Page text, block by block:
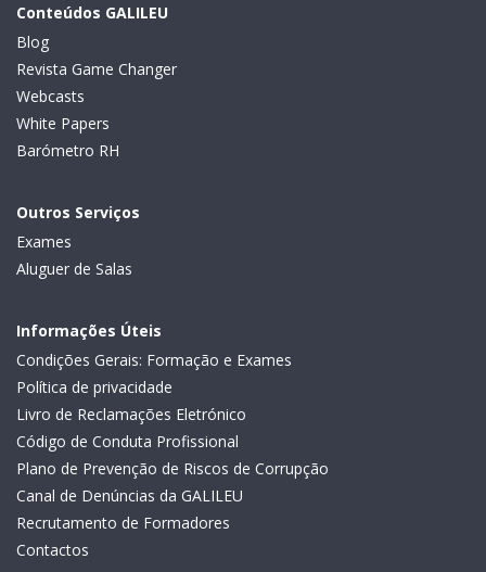
Conteúdos GALILEU
Blog
Revista Game Changer
Webcasts
White Papers
Barómetro RH
Outros Serviços
Exames
Aluguer de Salas
Informações Úteis
Condições Gerais: Formação e Exames
Política de privacidade
Livro de Reclamações Eletrónico
Código de Conduta Profissional
Plano de Prevenção de Riscos de Corrupção
Canal de Denúncias da GALILEU
Recrutamento de Formadores
Contactos